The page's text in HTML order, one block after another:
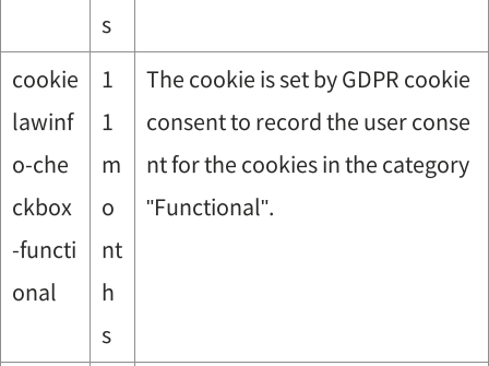
s
cookie
lawinf
o-che
ckbox
-functi
onal
1
1
m
o
nt
h
s
The cookie is set by GDPR cookie
consent to record the user conse
nt for the cookies in the category
"Functional".